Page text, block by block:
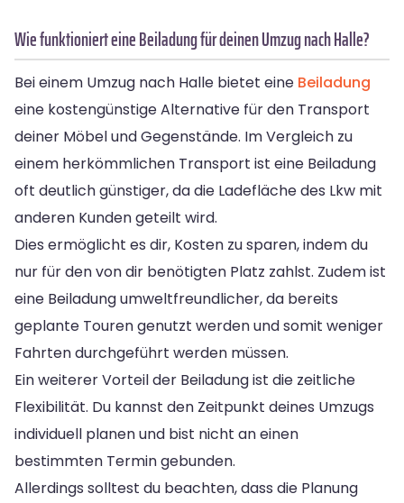
Wie funktioniert eine Beiladung für deinen Umzug nach Halle?
Bei einem Umzug nach Halle bietet eine Beiladung
eine kostengünstige Alternative für den Transport
deiner Möbel und Gegenstände. Im Vergleich zu
einem herkömmlichen Transport ist eine Beiladung
oft deutlich günstiger, da die Ladefläche des Lkw mit
anderen Kunden geteilt wird.
Dies ermöglicht es dir, Kosten zu sparen, indem du
nur für den von dir benötigten Platz zahlst. Zudem ist
eine Beiladung umweltfreundlicher, da bereits
geplante Touren genutzt werden und somit weniger
Fahrten durchgeführt werden müssen.
Ein weiterer Vorteil der Beiladung ist die zeitliche
Flexibilität. Du kannst den Zeitpunkt deines Umzugs
individuell planen und bist nicht an einen
bestimmten Termin gebunden.
Allerdings solltest du beachten, dass die Planung